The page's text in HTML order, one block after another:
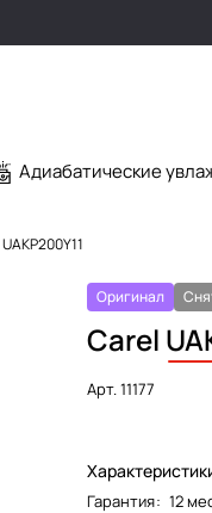
Адиабатические
Оригинал
Carel
Арт.11177
Гарантия: 12